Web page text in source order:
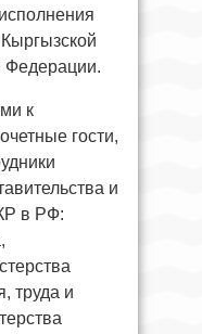
Федерации.
к
гости,
и
в РФ:
труда и